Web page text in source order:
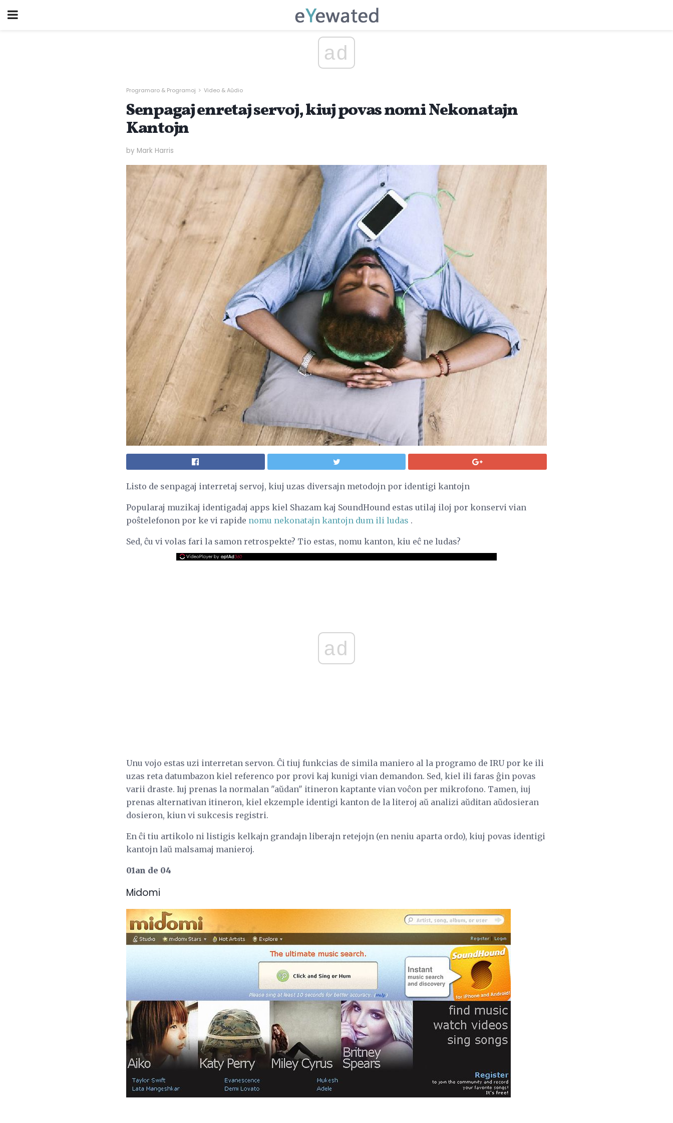
ad
Programaro & Programoj Video & Aŭdio
Senpagaj enretaj servoj, kiuj povas nomi Nekonatajn
Kantojn
by Mark Harris
Listo de senpagaj interretaj servoj, kiuj uzas diversajn metodojn por identigi kantojn
Popularaj muzikaj identigadaj apps kiel Shazam kaj SoundHound estas utilaj iloj por konservi vian
poŝtelefonon por ke vi rapide nomu nekonatajn kantojn dum ili ludas .
Sed, ĉu vi volas fari la samon retrospekte? Tio estas, nomu kanton, kiu eĉ ne ludas?
ad
Unu vojo estas uzi interretan servon. Ĉi tiuj funkcias de simila maniero al la programo de IRU por ke ili
uzas reta datumbazon kiel referenco por provi kaj kunigi vian demandon. Sed, kiel ili faras ĝin povas
varii draste. Iuj prenas la normalan "aŭdan" itineron kaptante vian voĉon per mikrofono. Tamen, iuj
prenas alternativan itineron, kiel ekzemple identigi kanton de la literoj aŭ analizi aŭditan aŭdosieran
dosieron, kiun vi sukcesis registri.
En ĉi tiu artikolo ni listigis kelkajn grandajn liberajn retejojn (en neniu aparta ordo), kiuj povas identigi
kantojn laŭ malsamaj manieroj.
01an de 04
Midomi